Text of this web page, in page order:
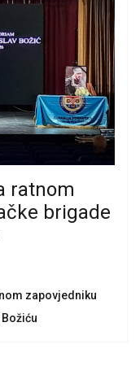
ratnom
brigade
zapovjedniku